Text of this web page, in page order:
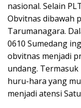
nasional. Selain
Obvitnas dibawah
Tarumanagara.
0610 Sumedang
obvitnas menjadi
undang.
huru-hara yang
menjadi atensi